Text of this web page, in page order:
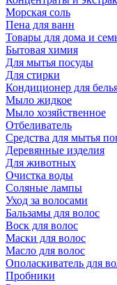
Морская соль
Пена для ванн
Товары для дома и
Бытовая химия
Для мытья посуды
Для стирки
Кондиционер для
Мыло жидкое
Мыло хозяйственное
Отбеливатель
Средства для мытья
Деревянные изделия
Для животных
Очистка воды
Соляные лампы
Уход за волосами
Бальзамы для волос
Воск для волос
Маски для волос
Масло для волос
Ополаскиватель для
Пробники